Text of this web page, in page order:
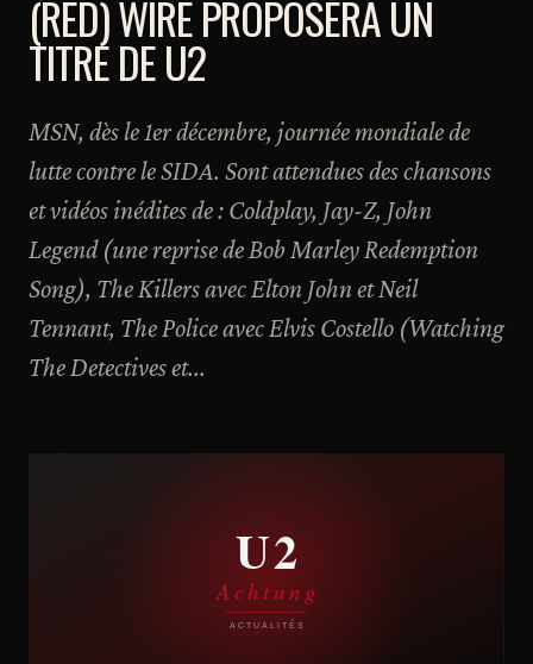
(RED) WIRE PROPOSERA UN
TITRE DE U2
MSN, dès le 1er décembre, journée mondiale de
lutte contre le SIDA. Sont attendues des chansons
et vidéos inédites de : Coldplay, Jay-Z, John
Legend (une reprise de Bob Marley Redemption
Song), The Killers avec Elton John et Neil
Tennant, The Police avec Elvis Costello (Watching
The Detectives et...